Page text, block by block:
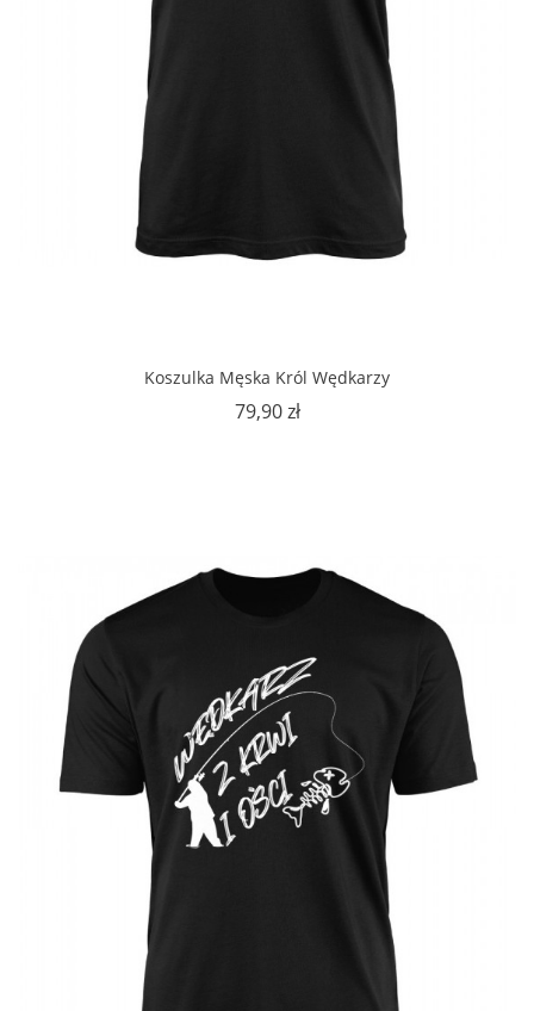
Koszulka Męska Król Wędkarzy
79,90 złCena